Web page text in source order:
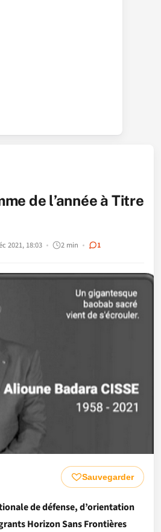
de l’année à Titre
2021, 18:03 2 min 1
Sauvegarder
de défense, d’orientation
Horizon Sans Frontières